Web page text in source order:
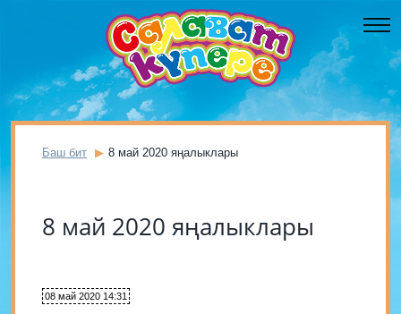
Баш бит 8 май 2020 яңалыклары
8 май 2020 яңалыклары
08 май 2020 14:31